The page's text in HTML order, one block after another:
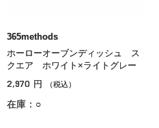
365methods
ホーローオーブンディッシュ ス
クエア ホワイト×ライトグレー
2,970 円 （税込）
在庫：○